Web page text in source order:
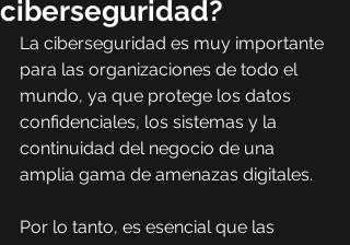
ciberseguridad?
La ciberseguridad es muy importante
para las organizaciones de todo el
mundo, ya que protege los datos
confidenciales, los sistemas y la
continuidad del negocio de una
amplia gama de amenazas digitales.
Por lo tanto, es esencial que las